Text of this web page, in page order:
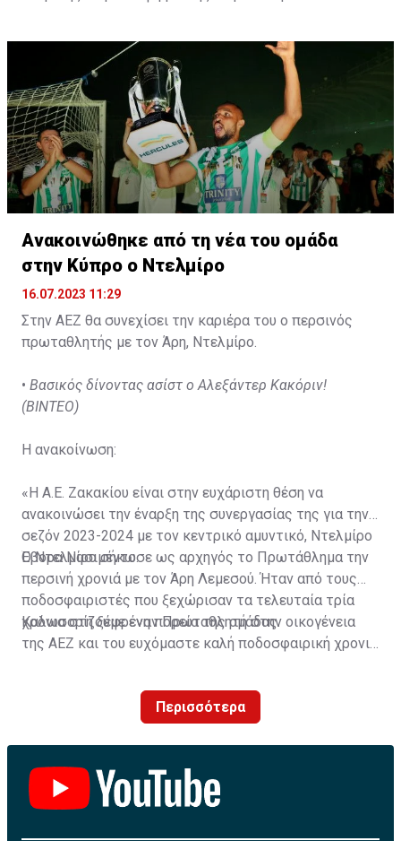
2026.
Ανακοινώθηκε από τη νέα του ομάδα
στην Κύπρο ο Ντελμίρο
16.07.2023 11:29
Στην ΑΕΖ θα συνεχίσει την καριέρα του ο περσινός
πρωταθλητής με τον Άρη, Ντελμίρο.
• Βασικός δίνοντας ασίστ ο Αλεξάντερ Κακόριν!
(ΒΙΝΤΕΟ)
Η ανακοίνωση:
«Η Α.Ε. Ζακακίου είναι στην ευχάριστη θέση να
ανακοινώσει την έναρξη της συνεργασίας της για την
σεζόν 2023-2024 με τον κεντρικό αμυντικό, Ντελμίρο
Έβορα Νασιμέντο.
Ο Ντελμίρο σήκωσε ως αρχηγός το Πρωτάθλημα την
περσινή χρονιά με τον Άρη Λεμεσού. Ήταν από τους
ποδοσφαιριστές που ξεχώρισαν τα τελευταία τρία
χρόνια στη ξέφρενη πορεία της ομάδας.
Καλωσορίζουμε έναν Πρωταθλητή στην οικογένεια
της ΑΕΖ και του ευχόμαστε καλή ποδοσφαιρική χρονιά
Περισσότερα